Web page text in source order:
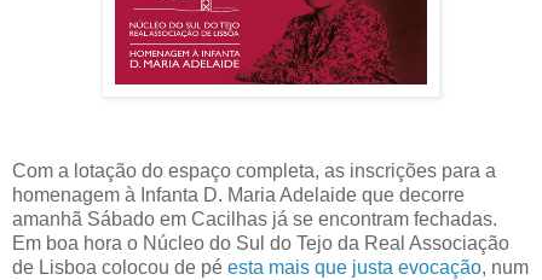
Com a lotação do espaço completa, as inscrições para a
homenagem à Infanta D. Maria Adelaide que decorre
amanhã Sábado em Cacilhas já se encontram fechadas.
Em boa hora o Núcleo do Sul do Tejo da Real Associação
de Lisboa colocou de pé esta mais que justa evocação, num